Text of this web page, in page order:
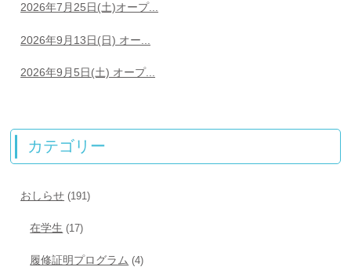
2026年7月25日(土)オープ...
2026年9月13日(日) オー...
2026年9月5日(土) オープ...
カテゴリー
おしらせ (191)
在学生 (17)
履修証明プログラム (4)